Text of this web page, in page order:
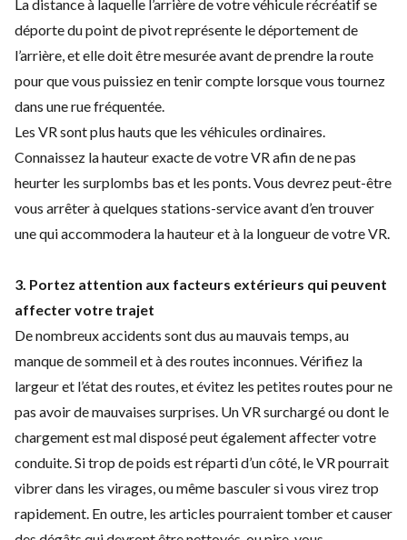
La distance à laquelle l’arrière de votre véhicule récréatif se
déporte du point de pivot représente le déportement de
l’arrière, et elle doit être mesurée avant de prendre la route
pour que vous puissiez en tenir compte lorsque vous tournez
dans une rue fréquentée.
Les VR sont plus hauts que les véhicules ordinaires.
Connaissez la hauteur exacte de votre VR afin de ne pas
heurter les surplombs bas et les ponts. Vous devrez peut-être
vous arrêter à quelques stations-service avant d’en trouver
une qui accommodera la hauteur et à la longueur de votre VR.
3. Portez attention aux facteurs extérieurs qui peuvent
affecter votre trajet
De nombreux accidents sont dus au mauvais temps, au
manque de sommeil et à des routes inconnues. Vérifiez la
largeur et l’état des routes, et évitez les petites routes pour ne
pas avoir de mauvaises surprises. Un VR surchargé ou dont le
chargement est mal disposé peut également affecter votre
conduite. Si trop de poids est réparti d’un côté, le VR pourrait
vibrer dans les virages, ou même basculer si vous virez trop
rapidement. En outre, les articles pourraient tomber et causer